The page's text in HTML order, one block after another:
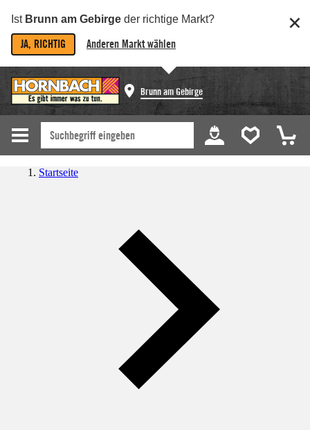
Ist Brunn am Gebirge der richtige Markt?
JA, RICHTIG Anderen Markt wählen
Brunn am Gebirge
Startseite